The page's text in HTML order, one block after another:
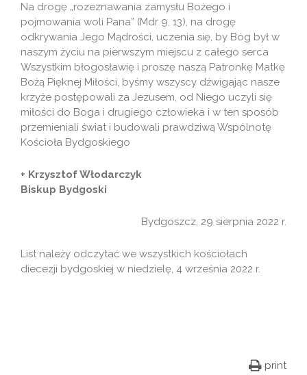
Na drogę „rozeznawania zamysłu Bożego i
pojmowania woli Pana” (Mdr 9, 13), na drogę
odkrywania Jego Mądrości, uczenia się, by Bóg był w
naszym życiu na pierwszym miejscu z całego serca
Wszystkim błogosławię i proszę naszą Patronkę Matkę
Bożą Pięknej Miłości, byśmy wszyscy dźwigając nasze
krzyże postępowali za Jezusem, od Niego uczyli się
miłości do Boga i drugiego człowieka i w ten sposób
przemieniali świat i budowali prawdziwą Wspólnotę
Kościoła Bydgoskiego
+ Krzysztof Włodarczyk
Biskup Bydgoski
Bydgoszcz, 29 sierpnia 2022 r.
List należy odczytać we wszystkich kościołach
diecezji bydgoskiej w niedzielę, 4 września 2022 r.
print